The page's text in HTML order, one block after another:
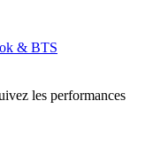
& BTS
les performances